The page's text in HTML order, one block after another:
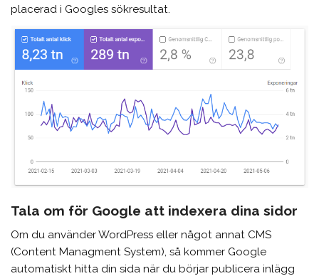
placerad i Googles sökresultat.
Tala om för Google att indexera dina sidor
Om du använder WordPress eller något annat CMS
(Content Managment System), så kommer Google
automatiskt hitta din sida när du börjar publicera inlägg